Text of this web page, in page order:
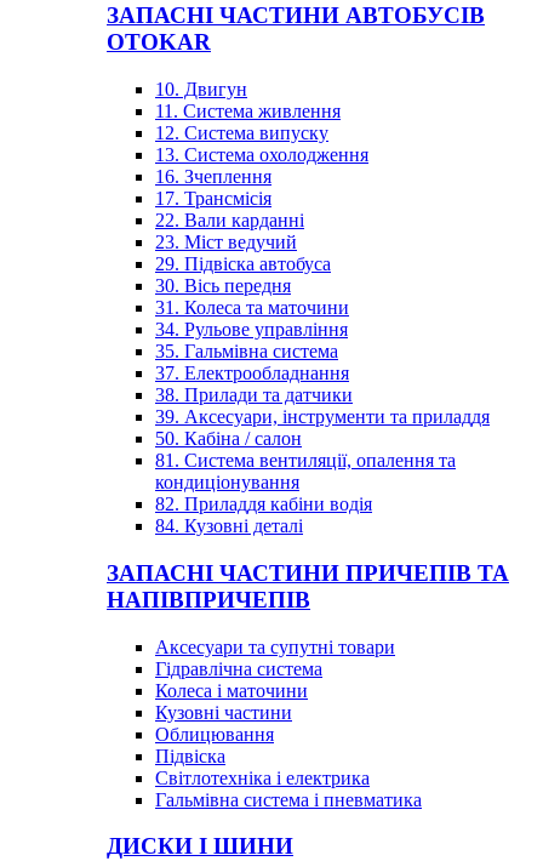
ЗАПАСНІ ЧАСТИНИ АВТОБУСІВ
OTOKAR
10. Двигун
11. Система живлення
12. Система випуску
13. Система охолодження
16. Зчеплення
17. Трансмісія
22. Вали карданні
23. Міст ведучий
29. Підвіска автобуса
30. Вісь передня
31. Колеса та маточини
34. Рульове управління
35. Гальмівна система
37. Електрообладнання
38. Прилади та датчики
39. Аксесуари, інструменти та приладдя
50. Кабіна / салон
81. Система вентиляції, опалення та
кондиціонування
82. Приладдя кабіни водія
84. Кузовні деталі
ЗАПАСНІ ЧАСТИНИ ПРИЧЕПІВ ТА
НАПІВПРИЧЕПІВ
Аксесуари та супутні товари
Гідравлічна система
Колеса і маточини
Кузовні частини
Облицювання
Підвіска
Світлотехніка і електрика
Гальмівна система і пневматика
ДИСКИ І ШИНИ